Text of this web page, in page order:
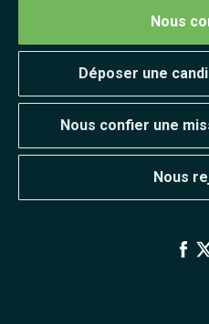
Nous
Déposer une
Nous confier une
Nous